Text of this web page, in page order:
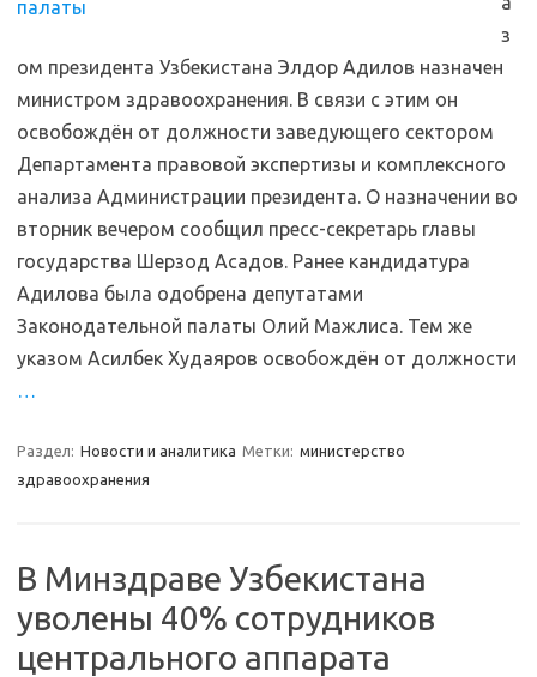
з
ом президента Узбекистана Элдор Адилов назначен
министром здравоохранения. В связи с этим он
освобождён от должности заведующего сектором
Департамента правовой экспертизы и комплексного
анализа Администрации президента. О назначении во
вторник вечером сообщил пресс-секретарь главы
государства Шерзод Асадов. Ранее кандидатура
Адилова была одобрена депутатами
Законодательной палаты Олий Мажлиса. Тем же
указом Асилбек Худаяров освобождён от должности
…
Раздел: Новости и аналитика Метки: министерство
здравоохранения
В Минздраве Узбекистана
уволены 40% сотрудников
центрального аппарата